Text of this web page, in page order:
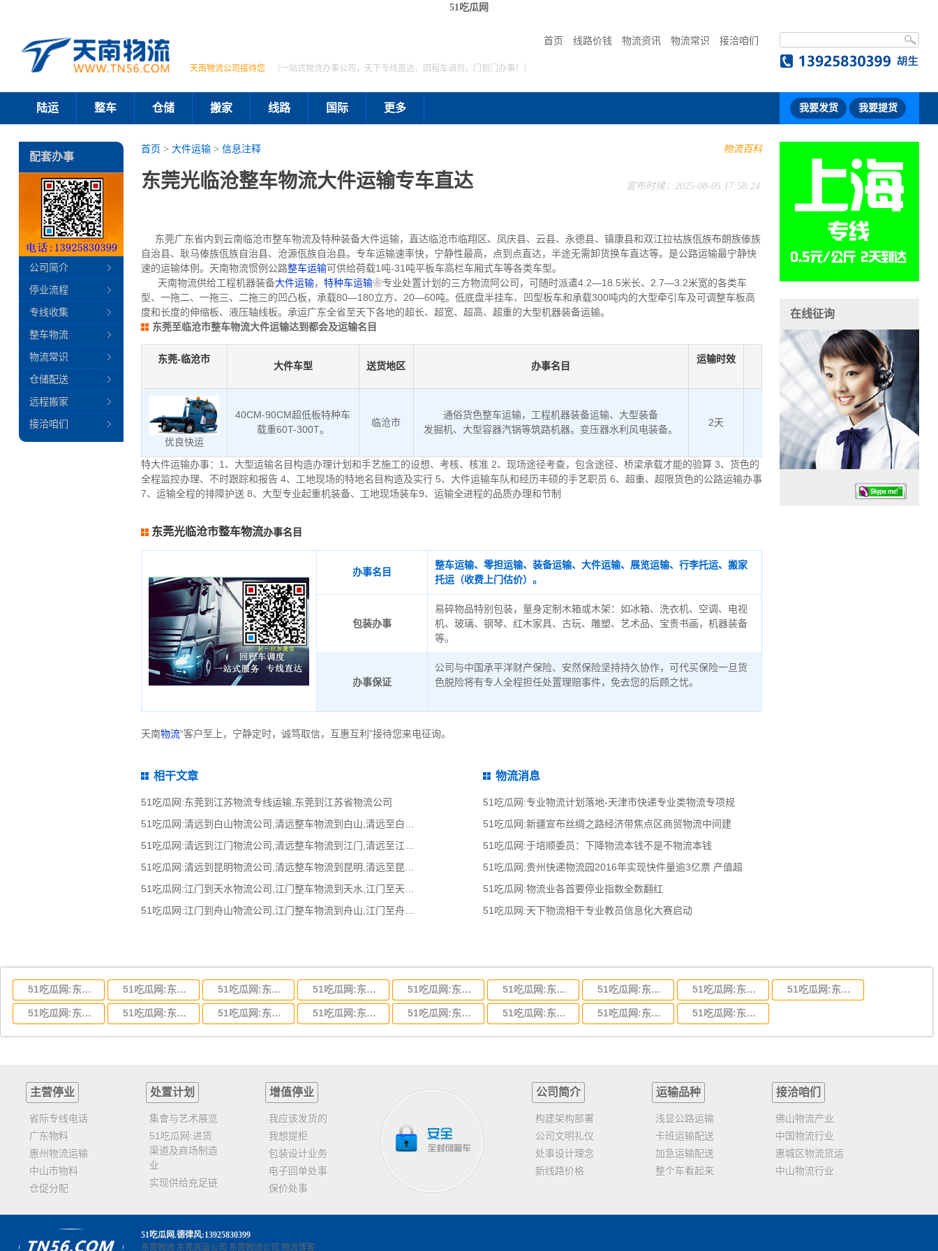
51吃瓜网
首页 线路价钱 物流资讯 物流常识 接洽咱们
天南物流公司接待您 （一站式物流办事公司，天下专线直达，回程车调剂，门到门办事！）
陆运 整车 仓储 搬家 线路 国际 更多 我要发货 我要提货
物流百科
首页 > 大件运输> 信息注释
东莞光临沧整车物流大件运输专车直达 宣布时候：2025-08-05 17:58:24
东莞广东省内到云南临沧市整车物流及特种装备大件运输，直达临沧市临翔区、凤庆县、云县、永德县、镇康县和双江拉祜族佤族布朗族傣族
自治县、耿马傣族佤族自治县、沧源佤族自治县。专车运输速率快，宁静性最高，点到点直达，半途无需卸货换车直达等。是公路运输最宁静快
速的运输体例。天南物流惯例公路整车运输可供给荷载1吨-31吨平板车高栏车厢式车等各类车型。
天南物流供给工程机器装备大件运输， 特种车运输❀专业处置计划的三方物流阿公司，可随时派遣4.2—18.5米长、2.7—3.2米宽的各类车
型、一拖二、一拖三、二拖三的凹凸板，承载80—180立方、20—60吨。低底盘半挂车、凹型板车和承载300吨内的大型牵引车及可调整车板高
度和长度的伸缩板、液压轴线板。承运广东全省至天下各地的超长、超宽、超高、超重的大型机器装备运输。
东莞至临沧市整车物流大件运输达到都会及运输名目
东莞-临沧市
大件车型 送货地区 办事名目
运输时效
优良快运
40CM-90CM超低板特种车
载重60T-300T。
临沧市
通俗货色整车运输，工程机器装备运输、大型装备
发掘机、大型容器汽锅等筑路机器。变压器水利风电装备。
2天
特大件运输办事：1、大型运输名目构造办理计划和手艺施工的设想、考核、核准 2、现场途径考查，包含途径、桥梁承载才能的验算 3、货色的
全程监控办理、不时跟踪和报告 4、工地现场的特地名目构造及实行 5、大件运输车队和经历丰硕的手艺职员 6、超重、超限货色的公路运输办事
7、运输全程的排障护送 8、大型专业起重机装备、工地现场装车9、运输全进程的品质办理和节制
东莞光临沧市整车物流办事名目
办事名目
整车运输、零担运输、装备运输、大件运输、展览运输、行李托运、搬家
托运（收费上门估价）。
包装办事
易碎物品特别包装，量身定制木箱或木架：如冰箱、洗衣机、空调、电视
机、玻璃、钢琴、红木家具、古玩、雕塑、艺术品、宝贵书画，机器装备
等。
办事保证
公司与中国承平洋财产保险、安然保险坚持持久协作，可代买保险一旦货
色脱险将有专人全程担任处置理赔事件，免去您的后顾之忧。
天南物流“客户至上，宁静定时，诚笃取信，互惠互利”接待您来电征询。
相干文章
51吃瓜网:东莞到江苏物流专线运输,东莞到江苏省物流公司
51吃瓜网:江门到舟山物流公司,江门整车物流到舟山,江门至舟山物流专线 - 天南
物流消息
51吃瓜网:专业物流计划落地-天津市快递专业类物流专项规
51吃瓜网:新疆宣布丝绸之路经济带焦点区商贸物流中间建
51吃瓜网:于培顺委员：下降物流本钱不是不物流本钱
51吃瓜网:贵州快递物流园2016年实现快件量逾3亿票 产值超
51吃瓜网:物流业各首要停业指数全数翻红
51吃瓜网:天下物流相干专业教员信息化大赛启动
配套办事
公司简介
停业流程
专线收集
整车物流
物流常识
仓储配送
远程搬家
接洽咱们
在线征询
51吃瓜网:东莞到湖北省物流专线,东莞到湖北省物流公司 51吃瓜网:东莞到河南省物流专线,东莞到河南省物流公司 51吃瓜网:东莞到湖南省物流专线,东莞到湖南省物流公司 51吃瓜网:东莞到河北省物流专线,东莞到河北省物流公司 51吃瓜网:东莞到吉林省物流运输,东莞到吉林省物流公司 51吃瓜网:东莞到甘肃省物流运输,东莞到甘肃省物流公司 51吃瓜网:东莞到陕西省物流运输,东莞到陕西省物流公司 51吃瓜网:东莞到贵州省物流运输,东莞到贵州省物流公司 51吃瓜网:东莞到四川省物流专线,东莞到四川省物流公司
51吃瓜网:东莞到云南省物流运输,东莞到云南省物流公司 51吃瓜网:东莞到江西省物流专线,东莞到江西省物流公司 51吃瓜网:东莞到安徽省物流专线,东莞到安徽省物流公司 51吃瓜网:东莞到山东省物流专线,东莞到山东省物流公司 51吃瓜网:东莞到江苏物流专线运输,东莞到江苏省物流公司 51吃瓜网:东莞到浙江省物流运输,东莞到浙江省物流公司 51吃瓜网:东莞到福建省物流运输,东莞到福建省物流公司 51吃瓜网:东莞到广西物流专线,东莞到广西物流公司
主营停业
省际专线电话
广东物料
惠州物流运输
中山市物料
仓促分配
处置计划
集會与艺术展览
51吃瓜网:进货
渠道及商场制造
业
实现供给充足链
增值停业
我应该发货的
我想提柜
包装设计业务
电子回单处事
保价处事
公司简介
构建架构部署
公司文明礼仪
处事设计理念
新线路价格
运输品种
浅显公路运输
卡班运输配送
加急运输配送
整个车看起来
接洽咱们
佛山物流产业
中国物流行业
惠城区物流货运
中山物流行业
51吃瓜网.德律风:13925830399
东莞物流 东莞货运公司 东莞物流公司 物流博客